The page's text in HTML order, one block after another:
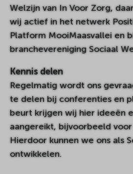
Welzijn van In Voor Zorg,
wij actief in het netwerk
Platform MooiMaasvallei en
branchevereniging Sociaal
Kennis delen
Regelmatig wordt ons
te delen bij conferenties en
beurt krijgen wij hier ideeën
aangereikt, bijvoorbeeld
Hierdoor kunnen we ons als
ontwikkelen.